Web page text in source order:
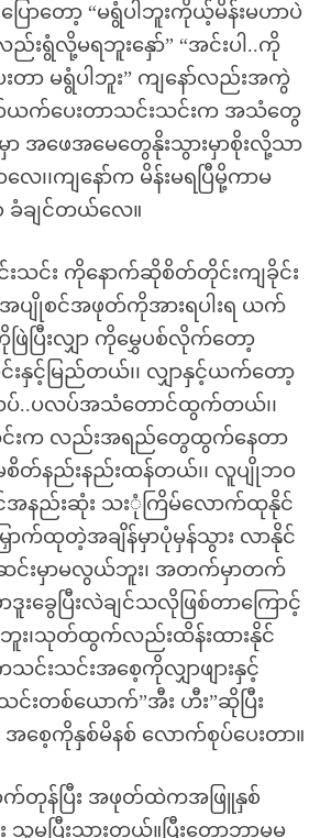
ာတော့ “မရွံပါဘူးကိုယ့်မိန်းမဟာပဲ
ည်းရွံလို့မရဘူးနှော်” “အင်းပါ..ကို
တာ မရွံပါဘူး” ကျနော်လည်းအကွဲ
က်ယက်ပေးတာသင်းသင်းက အသံတွေ
အဖေအမေတွေနိုးသွားမှာစိုးလို့သာ
၊ကျနော်က မိန်းမရပြီမို့ကာမ
ခံချင်တယ်လေ။
င်း ကိုနောက်ဆိုစိတ်တိုင်းကျခိုင်း
ပျိုစင်အဖုတ်ကိုအားရပါးရ ယက်
ြဲပြီးလျှာ ကိုမွှေပစ်လိုက်တော့
းနှင့်မြည်တယ်၊၊ လျှာနှင့်ယက်တော့
..ပလပ်အသံတောင်ထွက်တယ်၊၊
င်းက လည်းအရည်တွေထွက်နေတာ
စိတ်နည်းနည်းထန်တယ်၊၊ လူပျိုဘဝ
င်အနည်းဆုံး သးုံကြိမ်လောက်ထုနိုင်
ောက်ထုတဲ့အချိန်မှာပုံမှန်သွား လာနိုင်
င်းမှာမလွယ်ဘူး၊ အတက်မှာတက်
းခွေပြီးလဲချင်သလိုဖြစ်တာကြောင့်
း၊သုတ်ထွက်လည်းထိန်းထားနိုင်
င်းသင်းအစေ့ကိုလျှာဖျားနှင့်
င်းတစ်ယောက်”အီး ဟီး”ဆိုပြီး
စေ့ကိုနှစ်မိနစ် လောက်စုပ်ပေးတာ။
က်တုန်ပြီး အဖုတ်ထဲကအဖြူနှစ်
မပြီးသွားတယ်။ပြီးတော့ဘာမှမ